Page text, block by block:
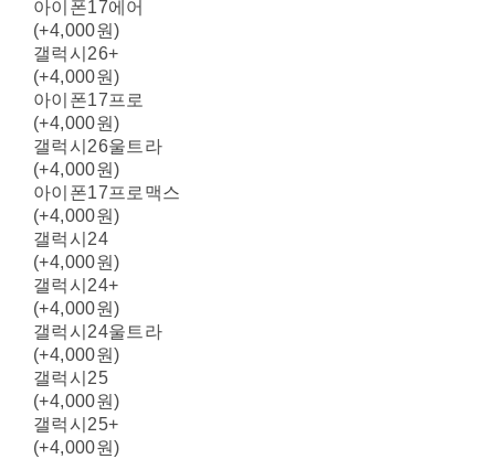
아이폰17에어
(+4,000원)
갤럭시26+
(+4,000원)
아이폰17프로
(+4,000원)
갤럭시26울트라
(+4,000원)
아이폰17프로맥스
(+4,000원)
갤럭시24
(+4,000원)
갤럭시24+
(+4,000원)
갤럭시24울트라
(+4,000원)
갤럭시25
(+4,000원)
갤럭시25+
(+4,000원)